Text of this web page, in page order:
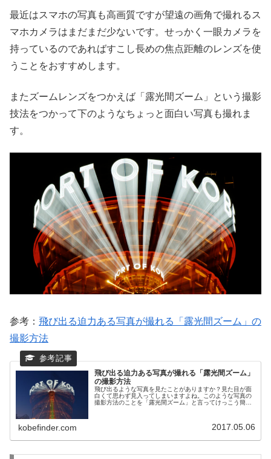
最近はスマホの写真も高画質ですが望遠の画角で撮れるス
マホカメラはまだまだ少ないです。せっかく一眼カメラを
持っているのであればすこし長めの焦点距離のレンズを使
うことをおすすめします。
またズームレンズをつかえば「露光間ズーム」という撮影
技法をつかって下のようなちょっと面白い写真も撮れま
す。
参考： 飛び出る迫力ある写真が撮れる「露光間ズーム」の
撮影方法
飛び出る迫力ある写真が撮れる「露光間ズーム」
の撮影方法
飛び出るような写真を見たことがありますか？見た目が面
白くて思わず見入ってしまいますよね。このような写真の
撮影方法のことを「露光間ズーム」と言ってけっこう簡単
kobefinder.com 2017.05.06